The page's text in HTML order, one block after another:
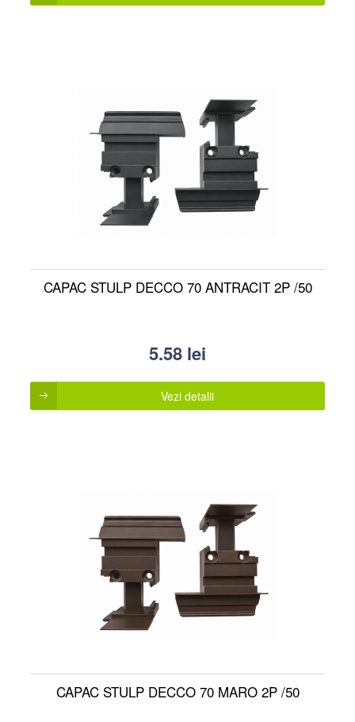
CAPAC STULP DECCO 70 ANTRACIT 2P /50
5.58 lei
Vezi detalii
CAPAC STULP DECCO 70 MARO 2P /50